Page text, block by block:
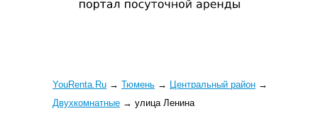
YouRenta.Ru → Тюмень → Центральный район →
Двухкомнатные → улица Ленина